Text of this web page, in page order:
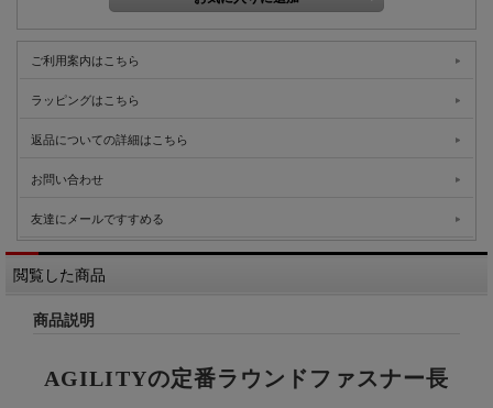
ご利用案内はこちら
ラッピングはこちら
返品についての詳細はこちら
お問い合わせ
友達にメールですすめる
閲覧した商品
商品説明
AGILITYの定番ラウンドファスナー長